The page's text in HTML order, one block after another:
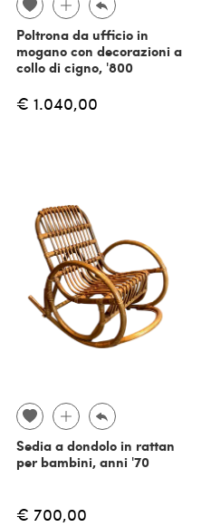
Poltrona da ufficio in
mogano con decorazioni a
collo di cigno, '800
€ 1.040,00
Sedia a dondolo in rattan
per bambini, anni '70
€ 700,00